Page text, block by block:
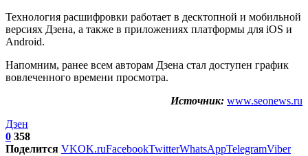
Технология расшифровки работает в десктопной и мобильной
версиях Дзена, а также в приложениях платформы для iOS и
Android.
Напомним, ранее всем авторам Дзена стал доступен график
вовлеченного времени просмотра.
Источник: www.seonews.ru
Дзен
0 358
Поделится VKOK.ruFacebookTwitterWhatsAppTelegramViber